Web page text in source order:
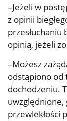
–Jeżeli w
z opinii
przesłuchaniu
opinią, jeżeli
–Możesz
odstąpiono od
dochodzeniu.
uwzględnione,
przewlekłości